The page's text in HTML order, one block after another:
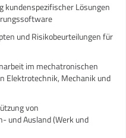
Lösungen
und Risikobeurteilungen für
im mechatronischen
Elektrotechnik, Mechanik und
von
und Ausland (Werk und